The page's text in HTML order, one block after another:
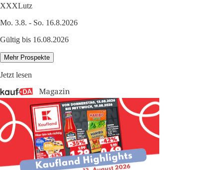
XXXLutz
Mo. 3.8. - So. 16.8.2026
Gültig bis 16.08.2026
Mehr Prospekte
Jetzt lesen